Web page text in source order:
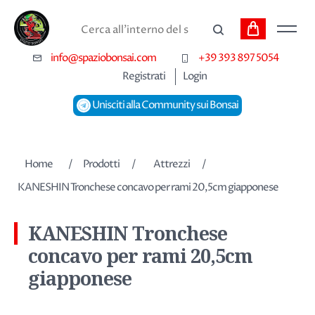
Cerca
info@spaziobonsai.com
+39 393 897 5054
Registrati
Login
Unisciti alla Community sui Bonsai
Carrello
Home / Prodotti / Attrezzi
/
KANESHIN Tronchese concavo per rami 20,5cm giapponese
KANESHIN Tronchese
concavo per rami 20,5cm
giapponese